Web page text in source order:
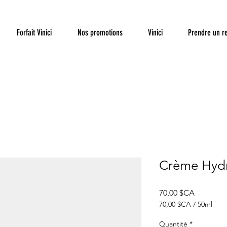
Forfait Vinici Nos promotions Vinici Prendre un
Crème
70,00 $CAPrix
70,00 $CA / 50ml
pour
Quantité *